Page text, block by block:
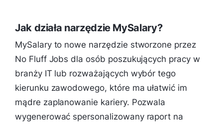
Jak działa narzędzie MySalary?
MySalary to nowe narzędzie stworzone przez
No Fluff Jobs dla osób poszukujących pracy w
branży IT lub rozważających wybór tego
kierunku zawodowego, które ma ułatwić im
mądre zaplanowanie kariery. Pozwala
wygenerować spersonalizowany raport na